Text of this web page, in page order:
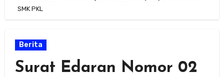
SMK PKL
Berita
Surat Edaran Nomor 02